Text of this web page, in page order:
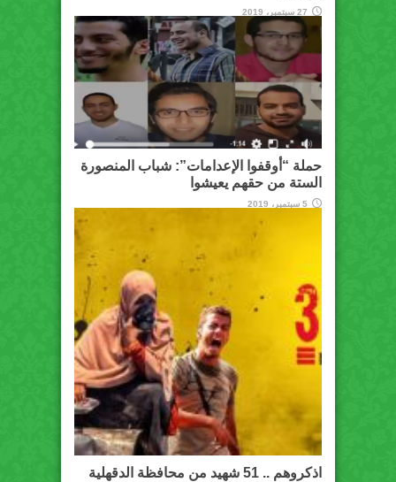
27 سبتمبر، 2019
حملة “أوقفوا الإعدامات”: شباب المنصورة
الستة من حقهم يعيشوا
5 سبتمبر، 2019
اذكروهم .. 51 شهيد من محافظة الدقهلية